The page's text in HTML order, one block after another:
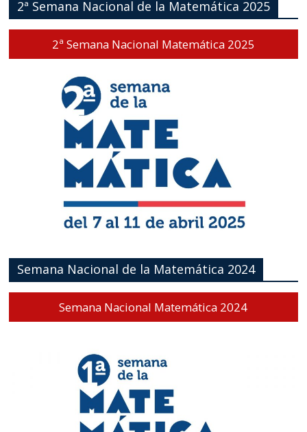
2ª Semana Nacional de la Matemática 2025
2ª Semana Nacional Matemática 2025
Semana Nacional de la Matemática 2024
Semana Nacional Matemática 2024